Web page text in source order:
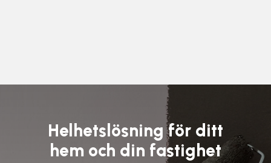
Helhetslösning för ditt
hem och din fastighet